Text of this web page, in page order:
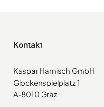
Kontakt
Kaspar Harnisch GmbH
Glockenspielplatz 1
A-8010 Graz